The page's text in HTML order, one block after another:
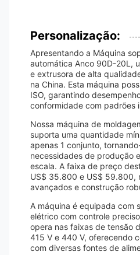
Personalização:
Apresentando a Máquina
automática Anco 90D-20L,
e extrusora de alta
na China. Esta máquina
ISO, garantindo
conformidade com padrões
Nossa máquina de
suporta uma quantidade
apenas 1 conjunto,
necessidades de produção
escala. A faixa de preço
US$ 35.800 e US$ 59.800,
avançados e construção
A máquina é equipada com
elétrico com controle
opera nas faixas de tensão
415 V e 440 V, oferecendo
com diversas fontes de